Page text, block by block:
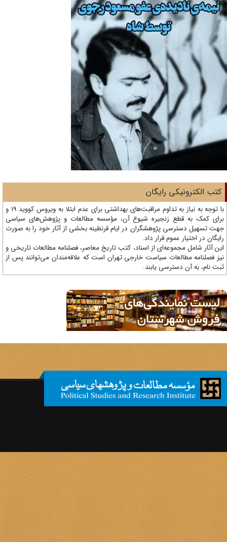
الکترونیکی رایگان
با توجه به نیاز به تداوم مراقبت‌های بهداشتی برای عدم ابتلا به ویروس کووید 19 و
کمک به قطع زنجیره شیوع آن، مؤسسه مطالعات و پژوهش‌های سیاسی
تسهیل دسترسی پژوهشگران در ایام قرنطینه بخشی از آثار خود را به صورت
در اختیار عموم قرار داد.
آثار شامل مجموعه‌ای از اسناد، کتب تاریخ معاصر، فصلنامه‌ مطالعات تاریخی و
فصلنامه مطالعات سیاست خارجی تهران است که علاقه‌مندان می‌توانند پس از
نام، به آن دسترسی یابند.